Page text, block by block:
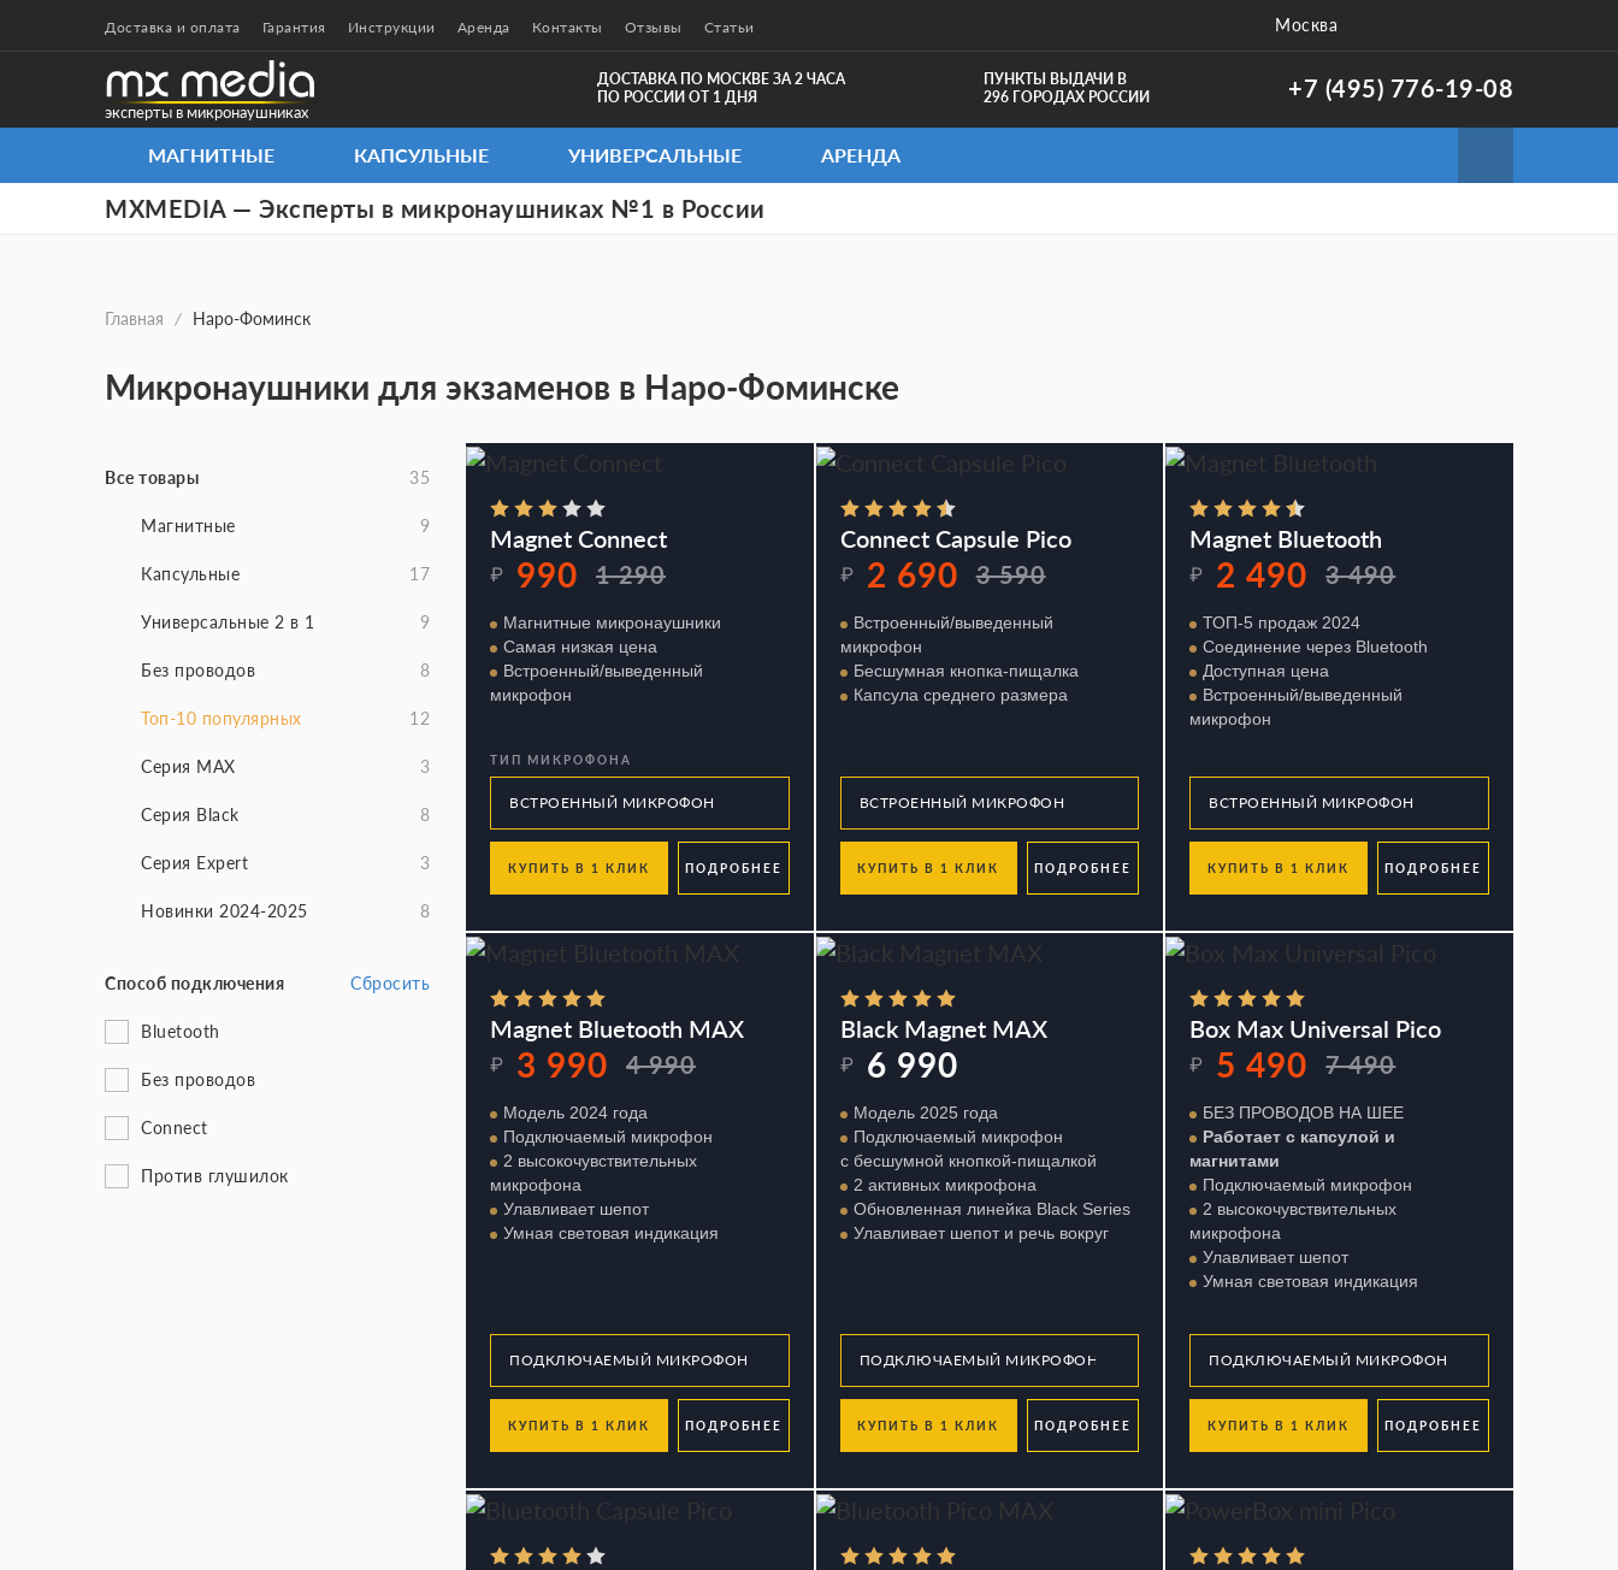
Доставка и оплата Гарантия Инструкции Аренда Контакты Отзывы Статьи Москва
эксперты в микронаушниках
ДОСТАВКА ПО МОСКВЕ ЗА 2 ЧАСА
ПО РОССИИ ОТ 1 ДНЯ
ПУНКТЫ ВЫДАЧИ В
296 ГОРОДАХ РОССИИ
+7 (495) 776-19-08
МАГНИТНЫЕ КАПСУЛЬНЫЕ УНИВЕРСАЛЬНЫЕ АРЕНДА
MXMEDIA — Эксперты в микронаушниках №1 в России
Главная / Наро-Фоминск
Микронаушники для экзаменов в Наро-Фоминске
Все товары 35
Магнитные 9
Капсульные 17
Универсальные 2 в 1 9
Без проводов 8
Топ-10 популярных 12
Серия MAX 3
Серия Black 8
Серия Expert 3
Новинки 2024-2025 8
Способ подключения Сбросить
Bluetooth
Без проводов
Connect
Против глушилок
Magnet Connect
Магнитные микронаушники
Самая низкая цена
Встроенный/выведенный
микрофон
₽ 1 290
990
ТИП МИКРОФОНА
КУПИТЬ В 1 КЛИК ПОДРОБНЕЕ
Connect Capsule Pico
Встроенный/выведенный
микрофон
Бесшумная кнопка-пищалка
Капсула среднего размера
₽ 3 590
2 690
КУПИТЬ В 1 КЛИК ПОДРОБНЕЕ
Magnet Bluetooth
ТОП-5 продаж 2024
Соединение через Bluetooth
Доступная цена
Встроенный/выведенный
микрофон
₽ 3 490
2 490
КУПИТЬ В 1 КЛИК ПОДРОБНЕЕ
Magnet Bluetooth MAX
Модель 2024 года
Подключаемый микрофон
2 высокочувствительных
микрофона
Улавливает шепот
Умная световая индикация
₽ 4 990
3 990
КУПИТЬ В 1 КЛИК ПОДРОБНЕЕ
Black Magnet MAX
Модель 2025 года
Подключаемый микрофон
с бесшумной кнопкой-пищалкой
2 активных микрофона
Обновленная линейка Black Series
Улавливает шепот и речь вокруг
₽ 6 990
КУПИТЬ В 1 КЛИК ПОДРОБНЕЕ
Box Max Universal Pico
БЕЗ ПРОВОДОВ НА ШЕЕ
Работает с капсулой и
магнитами
Подключаемый микрофон
2 высокочувствительных
микрофона
Улавливает шепот
Умная световая индикация
₽ 7 490
5 490
КУПИТЬ В 1 КЛИК ПОДРОБНЕЕ